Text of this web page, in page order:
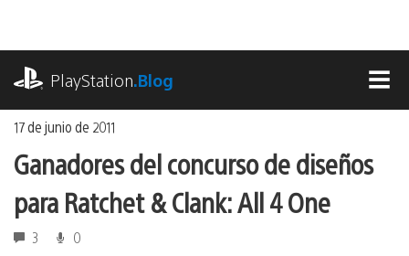
contenido
PlayStation.Blog
17 de junio de 2011
Ganadores del concurso de diseños
para Ratchet & Clank: All 4 One
3 0